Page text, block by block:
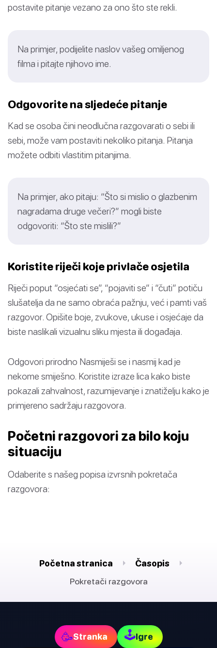
postavite pitanje vezano za ono što ste rekli.
Na primjer, podijelite naslov vašeg omiljenog
filma i pitajte njihovo ime.
Odgovorite na sljedeće pitanje
Kad se osoba čini neodlučna razgovarati o sebi ili
sebi, može vam postaviti nekoliko pitanja. Pitanja
možete odbiti vlastitim pitanjima.
Na primjer, ako pitaju: “Što si mislio o glazbenim
nagradama druge večeri?” mogli biste
odgovoriti: “Što ste mislili?”
Koristite riječi koje privlače osjetila
Riječi poput “osjećati se”, “pojaviti se” i “čuti” potiču
slušatelja da ne samo obraća pažnju, već i pamti vaš
razgovor. Opišite boje, zvukove, ukuse i osjećaje da
biste naslikali vizualnu sliku mjesta ili događaja.
Odgovori prirodno Nasmiješi se i nasmij kad je
nekome smiješno. Koristite izraze lica kako biste
pokazali zahvalnost, razumijevanje i znatiželju kako je
primjereno sadržaju razgovora.
Početni razgovori za bilo koju
situaciju
Odaberite s našeg popisa izvrsnih pokretača
razgovora:
Početna stranica
Časopis
Pokretači razgovora
🥳Stranka 🕹Igre